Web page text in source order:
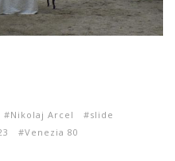
Nikolaj Arcel
slide
Venezia 80